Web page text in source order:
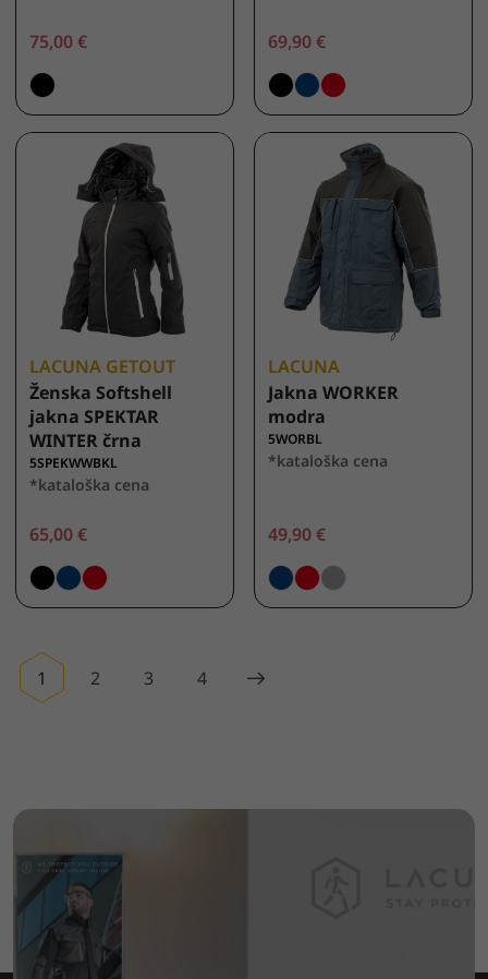
75,00 € 69,90 €
LACUNA GETOUT
Ženska Softshell
jakna SPEKTAR
WINTER črna
5SPEKWWBKL
*kataloška cena
65,00 €
LACUNA
Jakna WORKER
modra
5WORBL
*kataloška cena
49,90 €
1 2 3 4